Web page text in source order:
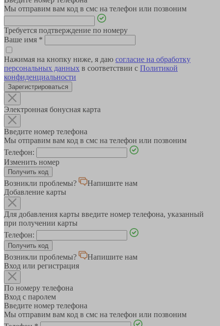
Мы отправим вам код в смс на телефон или позвоним
Требуется подтверждение по номеру
Ваше имя *
Нажимая на кнопку ниже, я даю согласие на обработку
персональных данных в соответствии с Политикой
конфиденциальности
Зарегистрироваться
Электронная бонусная карта
Введите номер телефона
Мы отправим вам код в смс на телефон или позвоним
Телефон:
Изменить номер
Возникли проблемы?
Напишите нам
Добавление карты
Для добавления карты введите номер телефона, указанный
при получении карты
Телефон:
Возникли проблемы?
Напишите нам
Вход или регистрация
По номеру телефона
Вход с паролем
Введите номер телефона
Мы отправим вам код в смс на телефон или позвоним